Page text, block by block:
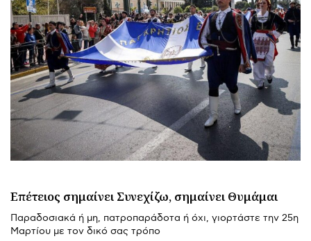
Επέτειος σημαίνει Συνεχίζω, σημαίνει Θυμάμαι
Παραδοσιακά ή μη, πατροπαράδοτα ή όχι, γιορτάστε την 25η
Μαρτίου με τον δικό σας τρόπο